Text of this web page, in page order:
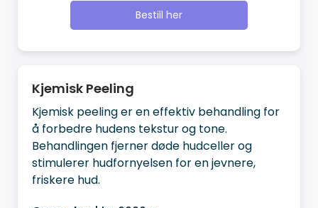
Bestill her
Kjemisk Peeling
Kjemisk peeling er en effektiv behandling for
å forbedre hudens tekstur og tone.
Behandlingen fjerner døde hudceller og
stimulerer hudfornyelsen for en jevnere,
friskere hud.